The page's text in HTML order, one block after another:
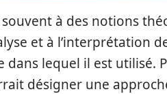
à des notions
et à l’interprétation
lequel il est utilisé.
désigner une